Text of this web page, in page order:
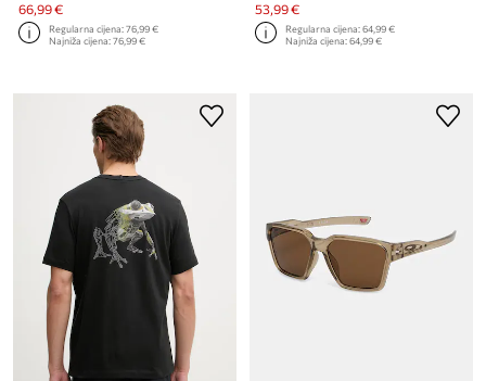
66,99 €
Regularna cijena:76,99 €
Najniža cijena:76,99 €
53,99 €
Regularna cijena:64,99 €
Najniža cijena:64,99 €